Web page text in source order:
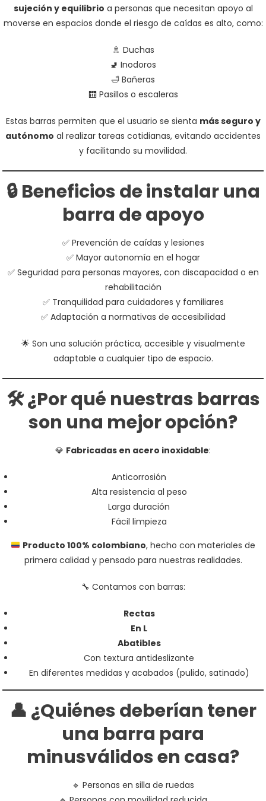
sujeción y equilibrio a personas que necesitan apoyo al
moverse en espacios donde el riesgo de caídas es alto, como:
🚿 Duchas
🚽 Inodoros
🛁 Bañeras
🛗 Pasillos o escaleras
Estas barras permiten que el usuario se sienta más seguro y
autónomo al realizar tareas cotidianas, evitando accidentes
y facilitando su movilidad.
🔒 Beneficios de instalar una
barra de apoyo
✅ Prevención de caídas y lesiones
✅ Mayor autonomía en el hogar
✅ Seguridad para personas mayores, con discapacidad o en
rehabilitación
✅ Tranquilidad para cuidadores y familiares
✅ Adaptación a normativas de accesibilidad
🌟 Son una solución práctica, accesible y visualmente
adaptable a cualquier tipo de espacio.
🛠️ ¿Por qué nuestras barras
son una mejor opción?
💎 Fabricadas en acero inoxidable:
Anticorrosión
Alta resistencia al peso
Larga duración
Fácil limpieza
Producto 100% colombiano, hecho con materiales de
primera calidad y pensado para nuestras realidades.
🔧 Contamos con barras:
Rectas
En L
Abatibles
Con textura antideslizante
En diferentes medidas y acabados (pulido, satinado)
👤 ¿Quiénes deberían tener
una barra para
minusválidos en casa?
🔹 Personas en silla de ruedas